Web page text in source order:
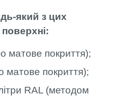
який з цих
матове покриття);
матове покриття);
RAL (методом